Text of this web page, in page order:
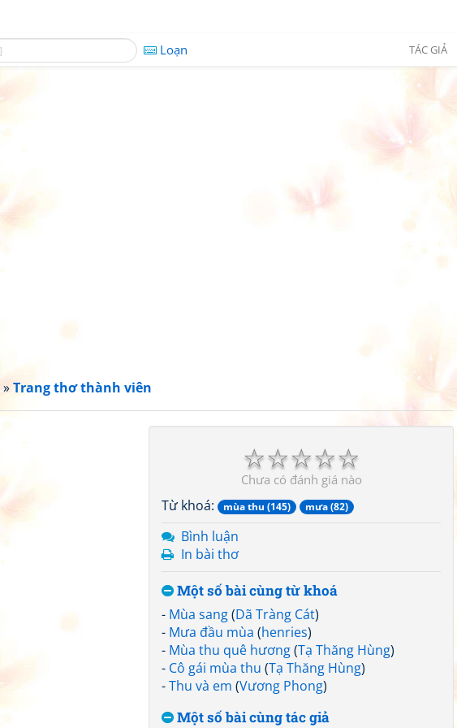
Loạn TÁC GIẢ
»Trang thơ thành viên
☆
☆
☆
☆
☆
Chưa có đánh giá nào
Từ khoá: mùa thu (145) mưa (82)
Bình luận
In bài thơ
Một số bài cùng từ khoá
- Mùa sang(Dã Tràng Cát)
- Mưa đầu mùa (henries)
- Mùa thu quê hương(Tạ Thăng Hùng)
- Cô gái mùa thu (Tạ Thăng Hùng)
-Thu và em (Vương Phong)
Một số bài cùng tác giả